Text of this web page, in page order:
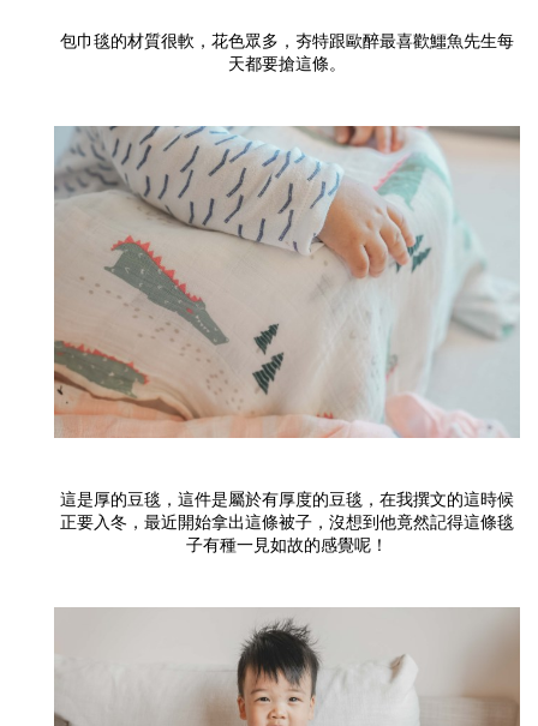
包巾毯的材質很軟，花色眾多，夯特跟歐醉最喜歡鱷魚先生每
天都要搶這條。
這是厚的豆毯，這件是屬於有厚度的豆毯，在我撰文的這時候
正要入冬，最近開始拿出這條被子，沒想到他竟然記得這條毯
子有種一見如故的感覺呢！